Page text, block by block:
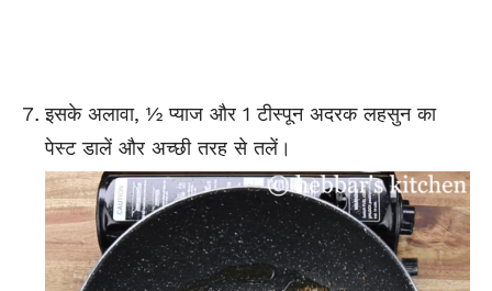
इसके अलावा, ½ प्याज और 1 टीस्पून अदरक लहसुन का
पेस्ट डालें और अच्छी तरह से तलें।